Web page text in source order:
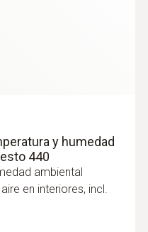
se
y humedad
440
ambiental
en interiores, incl.